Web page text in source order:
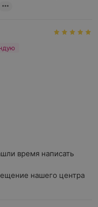
время написать
нашего центра